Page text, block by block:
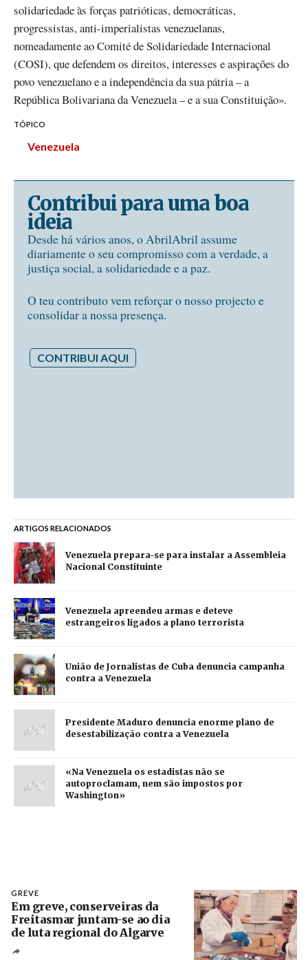
solidariedade às forças patrióticas, democráticas,
progressistas, anti-imperialistas venezuelanas,
nomeadamente ao Comité de Solidariedade Internacional
(COSI), que defendem os direitos, interesses e aspirações do
povo venezuelano e a independência da sua pátria – a
República Bolivariana da Venezuela – e a sua Constituição».
TÓPICO
Venezuela
Contribui para uma boa
ideia
Desde há vários anos, o AbrilAbril assume
diariamente o seu compromisso com a verdade, a
justiça social, a solidariedade e a paz.
O teu contributo vem reforçar o nosso projecto e
consolidar a nossa presença.
CONTRIBUI AQUI
ARTIGOS RELACIONADOS
Venezuela prepara-se para instalar a Assembleia
Nacional Constituinte
Venezuela apreendeu armas e deteve
estrangeiros ligados a plano terrorista
União de Jornalistas de Cuba denuncia campanha
contra a Venezuela
Presidente Maduro denuncia enorme plano de
desestabilização contra a Venezuela
«Na Venezuela os estadistas não se
autoproclamam, nem são impostos por
Washington»
GREVE
Em greve, conserveiras da
Freitasmar juntam-se ao dia
de luta regional do Algarve